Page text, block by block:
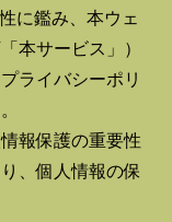
に鑑み、本ウェ
本サービス」）
ライバシーポリ
報保護の重要性
、個人情報の保